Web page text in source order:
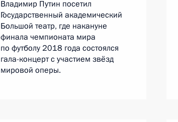
Владимир Путин посетил
Государственный академический
Большой театр, где накануне
финала чемпионата мира
по футболу 2018 года состоялся
гала-концерт с участием звёзд
мировой оперы.